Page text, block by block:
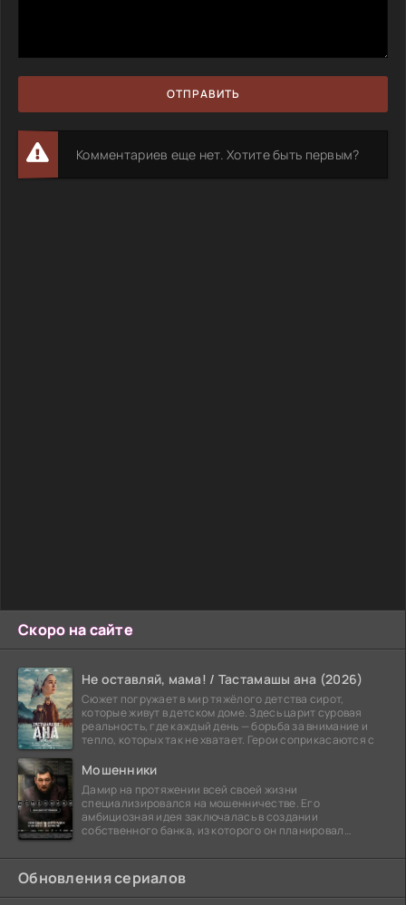
Скоро на сайте
Не оставляй, мама! / Тастамашы ана (2026)
Сюжет погружает в мир тяжёлого детства сирот,
которые живут в детском доме. Здесь царит суровая
реальность, где каждый день — борьба за внимание и
тепло, которых так не хватает. Герои соприкасаются с
Мошенники
Дамир на протяжении всей своей жизни
специализировался на мошенничестве. Его
амбициозная идея заключалась в создании
собственного банка, из которого он планировал
Обновления сериалов
ОТПРАВИТЬ
Комментариев еще нет. Хотите быть первым?